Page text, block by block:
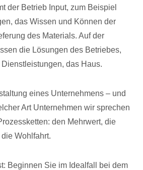
der Betrieb Input, zum Beispiel
das Wissen und Können der
des Materials. Auf der
die Lösungen des Betriebes,
das Haus.
eines Unternehmens – und
Art Unternehmen wir sprechen
den Mehrwert, die
Wohlfahrt.
Beginnen Sie im Idealfall bei dem